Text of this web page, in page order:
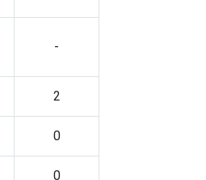
-
2
0
0